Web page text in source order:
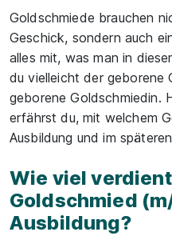
Goldschmiede brauchen
Geschick, sondern auch
alles mit, was man in
du vielleicht der geborene
geborene Goldschmiedin.
erfährst du, mit welchem
Ausbildung und im
Wie viel
Goldschmied
Ausbildung?